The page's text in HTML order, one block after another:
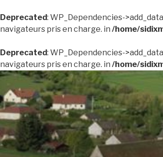
Deprecated: WP_Dependencies-
navigateurs pris en charge. in /home/
Deprecated: WP_Dependencies-
navigateurs pris en charge. in /home/
Aller
contenu
principal